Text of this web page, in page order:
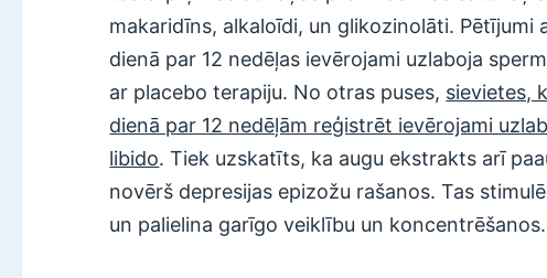
makaridīns, alkaloīdi, un glikozinolāti. Pētījumi
dienā par 12 nedēļas ievērojami uzlaboja
ar placebo terapiju. No otras puses, sievietes,
dienā par 12 nedēļām reģistrēt ievērojami
libido. Tiek uzskatīts, ka augu ekstrakts arī
novērš depresijas epizožu rašanos. Tas
un palielina garīgo veiklību un koncentrēšanos.